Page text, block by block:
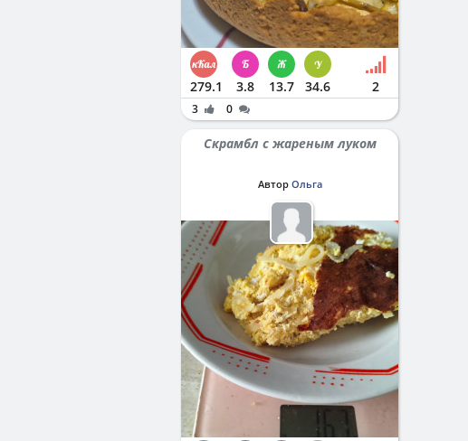
279.1 3.8 13.7 34.6 2
3 0
Скрамбл с жареным луком
Автор Ольга